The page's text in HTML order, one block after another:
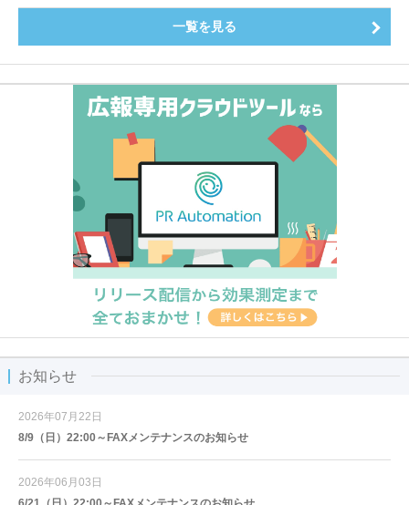
一覧を見る
お知らせ
2026年07月22日
8/9（日）22:00～FAXメンテナンスのお知らせ
2026年06月03日